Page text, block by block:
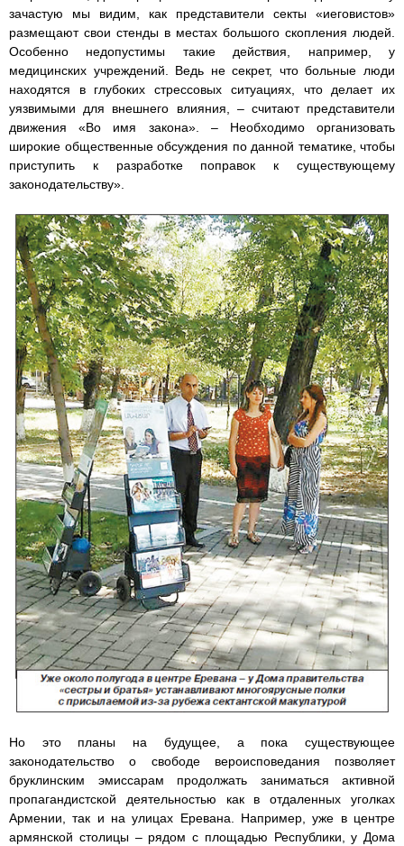
зачастую мы видим, как представители секты «иеговистов»
размещают свои стенды в местах большого скопления людей.
Особенно недопустимы такие действия, например, у
медицинских учреждений. Ведь не секрет, что больные люди
находятся в глубоких стрессовых ситуациях, что делает их
уязвимыми для внешнего влияния, – считают представители
движения «Во имя закона». – Необходимо организовать
широкие общественные обсуждения по данной тематике, чтобы
приступить к разработке поправок к существующему
законодательству».
Но это планы на будущее, а пока существующее
законодательство о свободе вероисповедания позволяет
бруклинским эмиссарам продолжать заниматься активной
пропагандистской деятельностью как в отдаленных уголках
Армении, так и на улицах Еревана. Например, уже в центре
армянской столицы – рядом с площадью Республики, у Дома